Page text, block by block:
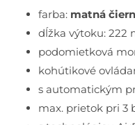
farba: matná
dĺžka výtoku: 222
podomietková
kohútikové
s automatickým
max. prietok pri 3